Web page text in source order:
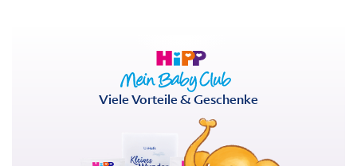
Viele Vorteile & Geschenke